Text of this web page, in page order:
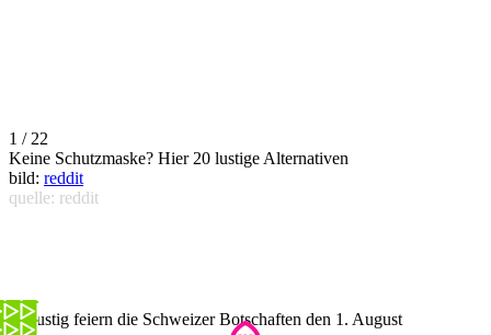
1 / 22
Keine Schutzmaske? Hier 20 lustige Alternativen
bild: reddit
quelle: reddit
So lustig feiern die Schweizer Botschaften den 1. August